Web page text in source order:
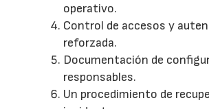
operativo.
Control de accesos y
reforzada.
Documentación de
responsables.
Un procedimiento de